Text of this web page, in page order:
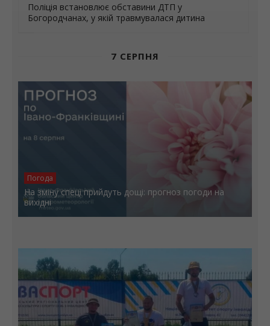
Поліція встановлює обставини ДТП у
Богородчанах, у якій травмувалася дитина
7 СЕРПНЯ
Погода
На зміну спеці прийдуть дощі: прогноз погоди на
вихідні